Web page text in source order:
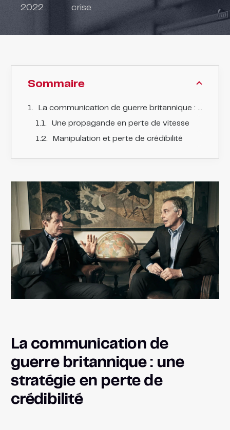
2022
crise
Sommaire
La communication de guerre britannique : une stratégie en perte de crédibilité
Une propagande en perte de vitesse
Manipulation et perte de crédibilité
La communication de
guerre britannique : une
stratégie en perte de
crédibilité